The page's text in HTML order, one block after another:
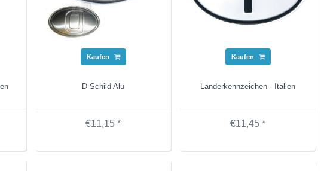
Kaufen
D-Schild Alu
€11,15 *
Kaufen
Länderkennzeichen - Italien
€11,45 *